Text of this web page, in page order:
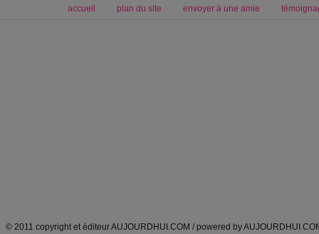
accueil plan du site envoyer à une amie
© 2011 copyright et éditeur AUJOURDHUI.COM / powered by